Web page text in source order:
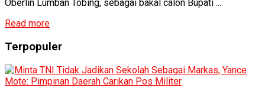
Oberlin Lumban Tobing, sebagai bakal calon Bupati ...
Read more
Terpopuler